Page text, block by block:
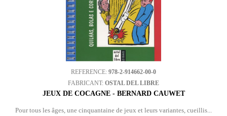
REFERENCE: 978-2-914662-00-0
FABRICANT: OSTAL DEL LIBRE
JEUX DE COCAGNE - BERNARD CAUWET
Pour tous les âges, une cinquantaine de jeux et leurs variantes, cueillis...